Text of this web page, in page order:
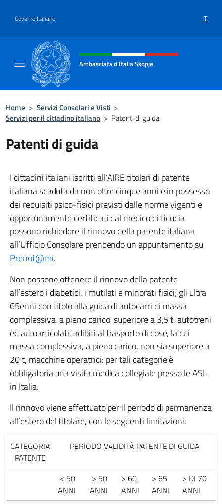
Governo Italiano IT
Intestazione sito, social e menù
Ambasciata d'Italia Skopje
Home > Servizi Consolari e Visti >
Servizi per il cittadino italiano > Patenti di guida
Patenti di guida
I cittadini italiani iscritti all’AIRE titolari di patente
italiana scaduta da non oltre cinque anni e in possesso
dei requisiti psico-fisici previsti dalle norme vigenti e
opportunamente certificati dal medico di fiducia
possono richiedere il rinnovo della patente italiana
all’Ufficio Consolare prendendo un appuntamento su
Prenot@mi.
Non possono ottenere il rinnovo della patente
all’estero i diabetici, i mutilati e minorati fisici; gli ultra
65enni con titolo alla guida di autocarri di massa
complessiva, a pieno carico, superiore a 3,5 t, autotreni
ed autoarticolati, adibiti al trasporto di cose, la cui
massa complessiva, a pieno carico, non sia superiore a
20 t, macchine operatrici: per tali categorie è
obbligatoria una visita medica collegiale presso le ASL
in Italia.
Il rinnovo viene effettuato per il periodo di permanenza
all’estero del titolare, con le seguenti limitazioni:
CATEGORIA
PATENTE
PERIODO VALIDITÀ PATENTE DI GUIDA
< 50
ANNI
> 50
ANNI
> 60
ANNI
> 65
ANNI
> DI 70
ANNI